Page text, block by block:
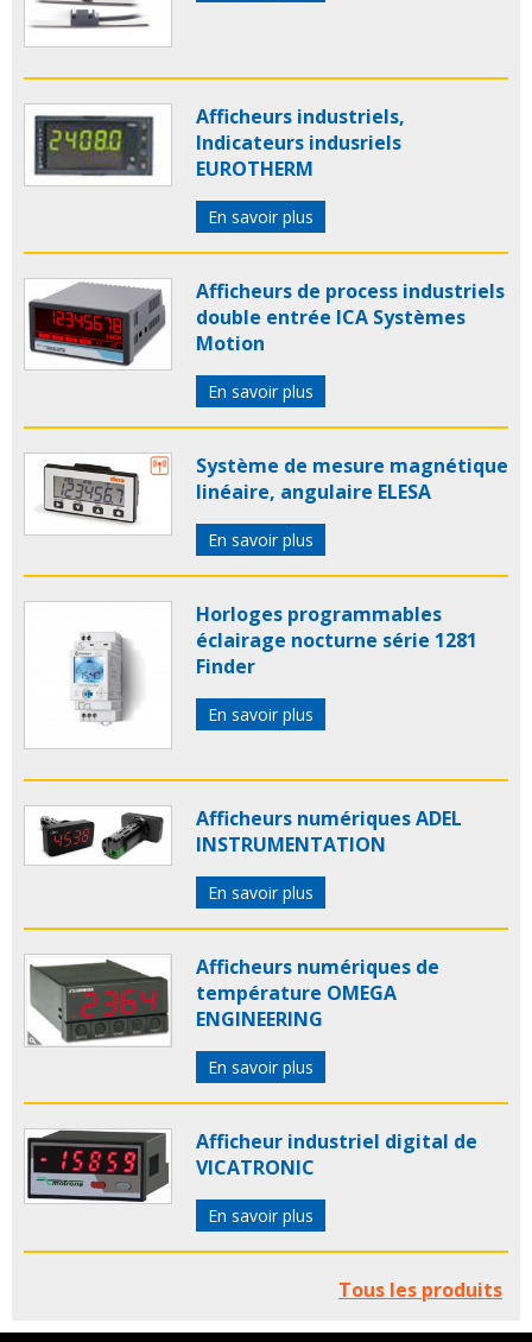
Afficheurs industriels,
Indicateurs indusriels
EUROTHERM
En savoir plus
Afficheurs de process industriels
double entrée ICA Systèmes
Motion
En savoir plus
Système de mesure magnétique
linéaire, angulaire ELESA
En savoir plus
Horloges programmables
éclairage nocturne série 1281
Finder
En savoir plus
Afficheurs numériques ADEL
INSTRUMENTATION
En savoir plus
Afficheurs numériques de
température OMEGA
ENGINEERING
En savoir plus
Afficheur industriel digital de
VICATRONIC
En savoir plus
Tous les produits